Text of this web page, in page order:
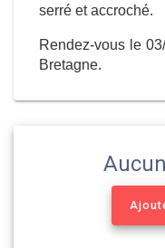
serré et accroché.
Rendez-vous le
Bretagne.